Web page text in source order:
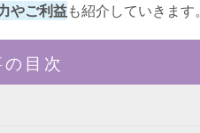
やご利益も紹介していきます。
目次